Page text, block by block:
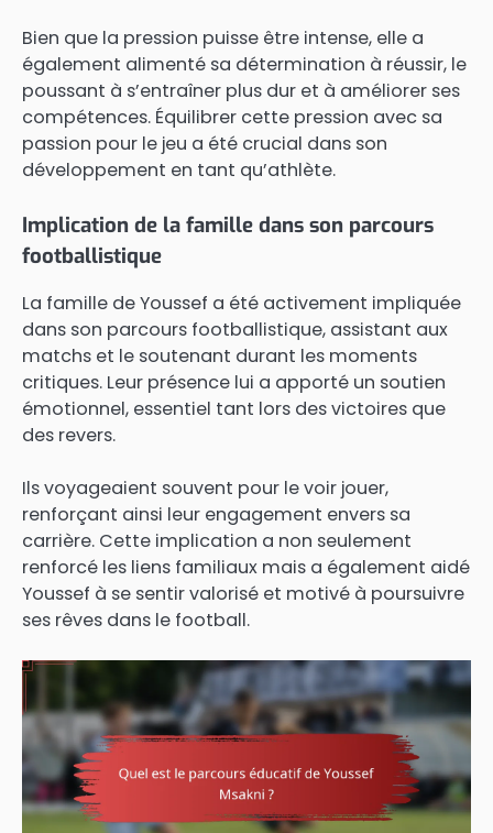
Bien que la pression puisse être intense, elle a
également alimenté sa détermination à réussir, le
poussant à s’entraîner plus dur et à améliorer ses
compétences. Équilibrer cette pression avec sa
passion pour le jeu a été crucial dans son
développement en tant qu’athlète.
Implication de la famille dans son parcours
footballistique
La famille de Youssef a été activement impliquée
dans son parcours footballistique, assistant aux
matchs et le soutenant durant les moments
critiques. Leur présence lui a apporté un soutien
émotionnel, essentiel tant lors des victoires que
des revers.
Ils voyageaient souvent pour le voir jouer,
renforçant ainsi leur engagement envers sa
carrière. Cette implication a non seulement
renforcé les liens familiaux mais a également aidé
Youssef à se sentir valorisé et motivé à poursuivre
ses rêves dans le football.